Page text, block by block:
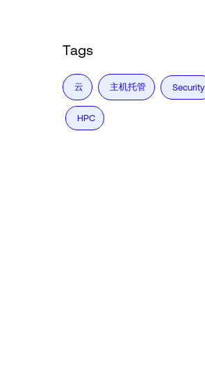
Tags
云 主机托管 Security
HPC